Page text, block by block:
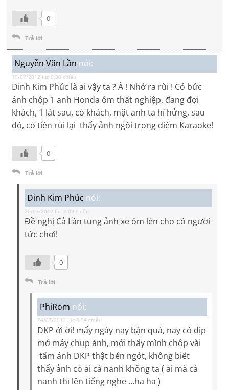
0
Trả lời
Nguyễn Văn Lần nói:
19/07/2012 lúc 6:30 chiều
Đinh Kim Phúc là ai vậy ta ? À ! Nhớ ra rùi ! Có bức
ảnh chộp 1 anh Honda ôm thất nghiệp, đang đợi
khách, 1 lát sau, có khách, mặt anh ta hí hửng, sau
đó, có tiền rùi lại thấy ảnh ngồi trong điểm Karaoke!
0
Trả lời
Đinh Kim Phúc nói:
20/07/2012 lúc 2:09 chiều
Đề nghị Cả Lần tung ảnh xe ôm lên cho có người
tức chơi!
0
Trả lời
PhiRom nói:
24/07/2012 lúc 8:54 chiều
DKP ới ời! mấy ngày nay bận quá, nay có dịp
mở máy chụp ảnh, mới thấy mình chộp vài
tấm ảnh DKP thật bén ngót, không biết
thấy ảnh có ai cà nanh không ta ( ai mà cà
nanh thì lên tiếng nghe …ha ha )